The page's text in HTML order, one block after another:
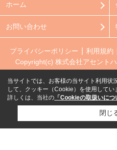
ホーム
お問い合わせ
プライバシーポリシー 利用規約
Copyright(c) 株式会社アセント
当サイトでは、お客様の当サイト利用状
して、クッキー（Cookie）を使用してい
詳しくは、当社の 「Cookieの取扱いにつ
閉じ